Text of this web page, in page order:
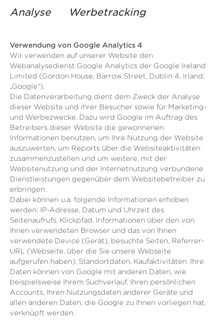
Analyse Werbetracking
Verwendung von Google Analytics 4
Wir verwenden auf unserer Website den
Webanalysedienst Google Analytics der Google Ireland
Limited (Gordon House, Barrow Street, Dublin 4, Irland;
„Google“).
Die Datenverarbeitung dient dem Zweck der Analyse
dieser Website und ihrer Besucher sowie für Marketing-
und Werbezwecke. Dazu wird Google im Auftrag des
Betreibers dieser Website die gewonnenen
Informationen benutzen, um Ihre Nutzung der Website
auszuwerten, um Reports über die Websiteaktivitäten
zusammenzustellen und um weitere, mit der
Websitenutzung und der Internetnutzung verbundene
Dienstleistungen gegenüber dem Websitebetreiber zu
erbringen.
Dabei können u.a. folgende Informationen erhoben
werden: IP-Adresse, Datum und Uhrzeit des
Seitenaufrufs, Klickpfad, Informationen über den von
Ihnen verwendeten Browser und das von Ihnen
verwendete Device (Gerät), besuchte Seiten, Referrer-
URL (Webseite, über die Sie unsere Webseite
aufgerufen haben), Standortdaten, Kaufaktivitäten. Ihre
Daten können von Google mit anderen Daten, wie
beispielsweise Ihrem Suchverlauf, Ihren persönlichen
Accounts, Ihren Nutzungsdaten anderer Geräte und
allen anderen Daten, die Google zu Ihnen vorliegen hat,
verknüpft werden.